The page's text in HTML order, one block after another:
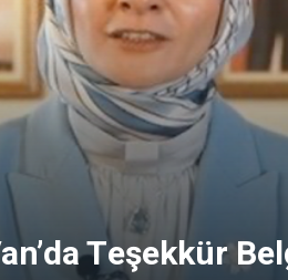
Teşekkür